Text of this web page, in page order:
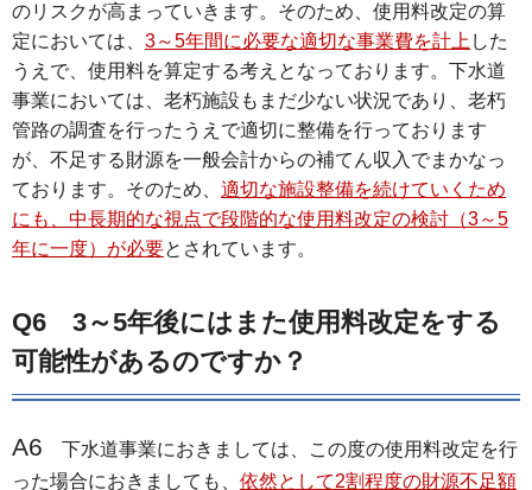
のリスクが高まっていきます。そのため、使用料改定の算
定においては、 3～5年間に必要な適切な事業費を計上 した
うえで、使用料を算定する考えとなっております。下水道
事業においては、老朽施設もまだ少ない状況であり、老朽
管路の調査を行ったうえで適切に整備を行っております
が、不足する財源を一般会計からの補てん収入でまかなっ
ております。そのため、 適切な施設整備を続けていくため
にも、中長期的な視点で段階的な使用料改定の検討（3～5
年に一度）が必要とされています。
Q6 3～5年後にはまた使用料改定をする
可能性があるのですか？
A6 下水道事業におきましては、この度の使用料改定を行
った場合におきましても、 依然として2割程度の財源不足額